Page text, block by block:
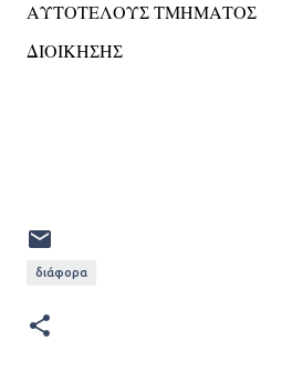
ΑΥΤΟΤΕΛΟΥΣ ΤΜΗΜΑΤΟΣ
ΔΙΟΙΚΗΣΗΣ
διάφορα